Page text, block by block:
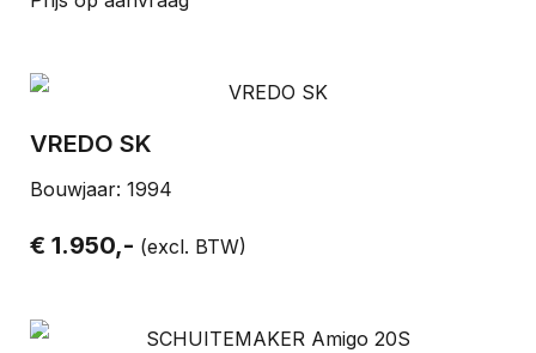
VREDO SK
Bouwjaar: 1994
€ 1.950,- (excl. BTW)